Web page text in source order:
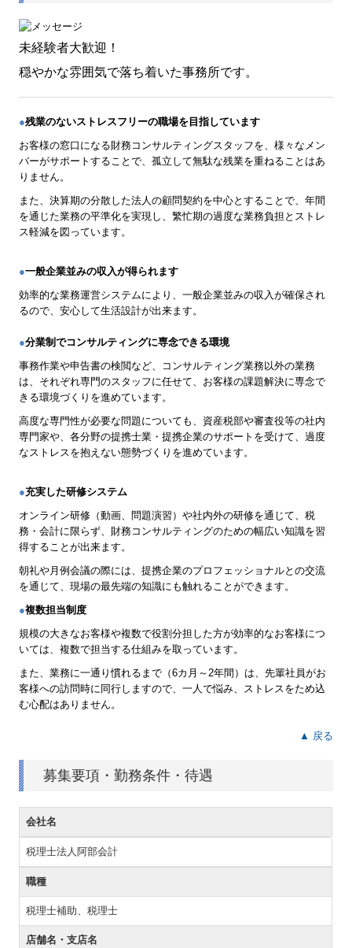
未経験者大歓迎！
穏やかな雰囲気で落ち着いた事務所です。
●残業のないストレスフリーの職場を目指しています
お客様の窓口になる財務コンサルティングスタッフを、様々なメン
バーがサポートすることで、孤立して無駄な残業を重ねることはあ
りません。
また、決算期の分散した法人の顧問契約を中心とすることで、年間
を通じた業務の平準化を実現し、繁忙期の過度な業務負担とストレ
ス軽減を図っています。
●一般企業並みの収入が得られます
効率的な業務運営システムにより、一般企業並みの収入が確保され
るので、安心して生活設計が出来ます。
●分業制でコンサルティングに専念できる環境
事務作業や申告書の検閲など、コンサルティング業務以外の業務
は、それぞれ専門のスタッフに任せて、お客様の課題解決に専念で
きる環境づくりを進めています。
高度な専門性が必要な問題についても、資産税部や審査役等の社内
専門家や、各分野の提携士業・提携企業のサポートを受けて、過度
なストレスを抱えない態勢づくりを進めています。
●充実した研修システム
オンライン研修（動画、問題演習）や社内外の研修を通じて、税
務・会計に限らず、財務コンサルティングのための幅広い知識を習
得することが出来ます。
朝礼や月例会議の際には、提携企業のプロフェッショナルとの交流
を通じて、現場の最先端の知識にも触れることができます。
●複数担当制度
規模の大きなお客様や複数で役割分担した方が効率的なお客様につ
いては、複数で担当する仕組みを取っています。
また、業務に一通り慣れるまで（6カ月～2年間）は、先輩社員がお
客様への訪問時に同行しますので、一人で悩み、ストレスをため込
む心配はありません。
▲ 戻る
募集要項・勤務条件・待遇
会社名
税理士法人阿部会計
職種
税理士補助、税理士
店舗名・支店名